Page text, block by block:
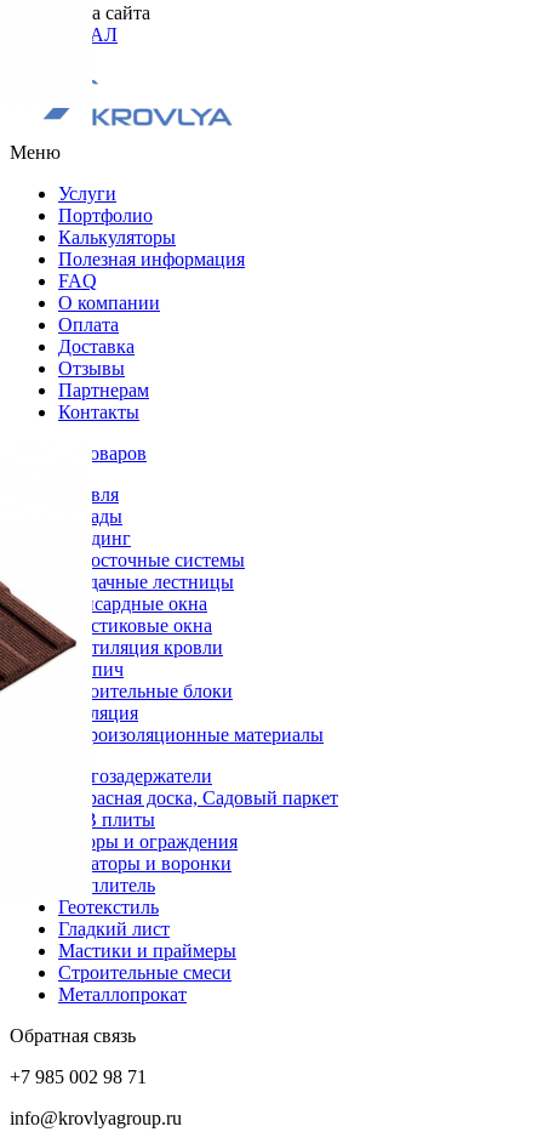
Разработка сайта
ОРИГИНАЛ
Меню
Услуги
Портфолио
Калькуляторы
Полезная информация
FAQ
О компании
Оплата
Доставка
Отзывы
Партнерам
Контакты
Каталог товаров
Кровля
Фасады
Сайдинг
Водосточные системы
Чердачные лестницы
Мансардные окна
Пластиковые окна
Вентиляция кровли
Кирпич
Строительные блоки
Изоляция
Гидроизоляционные материалы
Снегозадержатели
Террасная доска, Садовый паркет
OSB плиты
Заборы и ограждения
Аэраторы и воронки
Утеплитель
Геотекстиль
Гладкий лист
Мастики и праймеры
Строительные смеси
Металлопрокат
Обратная связь
+7 985 002 98 71
info@krovlyagroup.ru